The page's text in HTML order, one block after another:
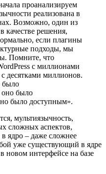
проанализируем
реализована в
Возможно, один из
качестве решения,
если плагины
подходы, мы
Помните, что
с миллионами
десятками миллионов.
было
оно было
было доступным».
мультиязычность,
сложных аспектов,
ядро – даже сложнее
уже существующий в ядре
новом интерфейсе на базе